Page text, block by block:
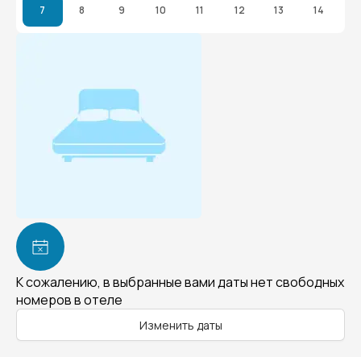
7 8 9 10 11 12 13 14
К сожалению, в выбранные вами даты нет свободных
номеров в отеле
Изменить даты